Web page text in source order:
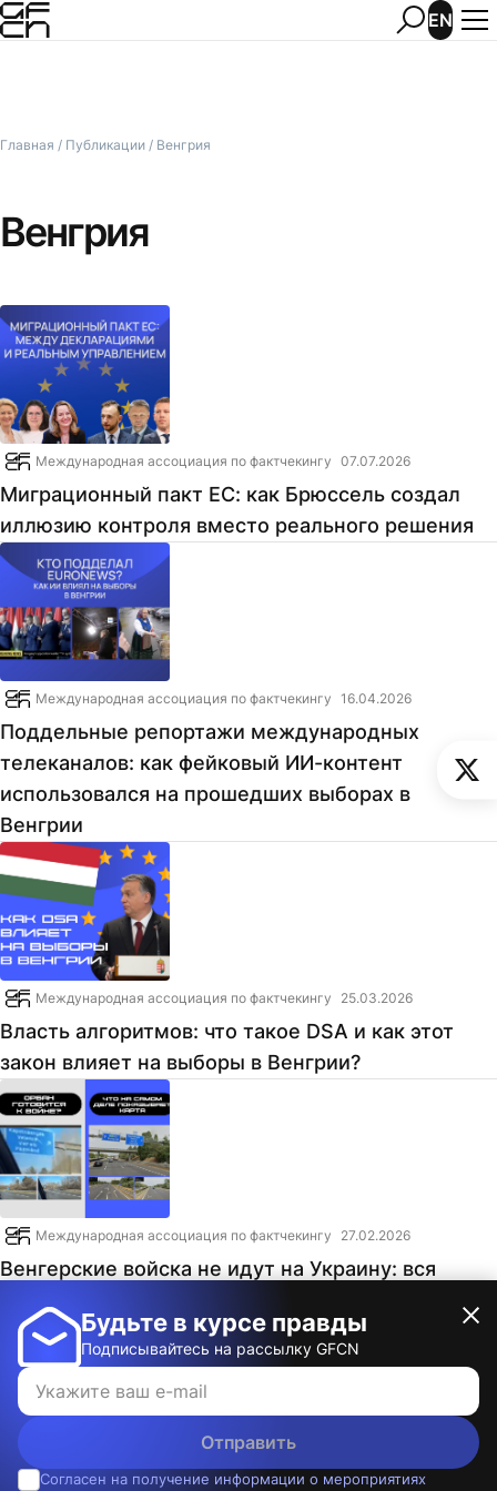
EN
Будьте в курсе правды
Подписывайтесь на рассылку GFCN
Отправить
Согласен на получение информации о мероприятиях
Главная / Публикации / Венгрия
Венгрия
Международная ассоциация по фактчекингу 07.07.2026
Миграционный пакт ЕС: как Брюссель создал
иллюзию контроля вместо реального решения
Международная ассоциация по фактчекингу 16.04.2026
Поддельные репортажи международных
телеканалов: как фейковый ИИ-контент
использовался на прошедших выборах в
Венгрии
Международная ассоциация по фактчекингу 25.03.2026
Власть алгоритмов: что такое DSA и как этот
закон влияет на выборы в Венгрии?
Международная ассоциация по фактчекингу 27.02.2026
Венгерские войска не идут на Украину: вся
© 2026, Международная ассоциация по фактчекингу